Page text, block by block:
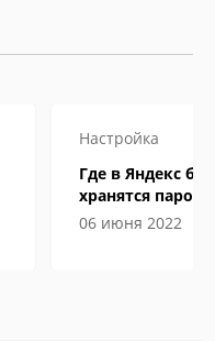
Настройка
Где в Яндекс
хранятся пароли
06 июня 2022